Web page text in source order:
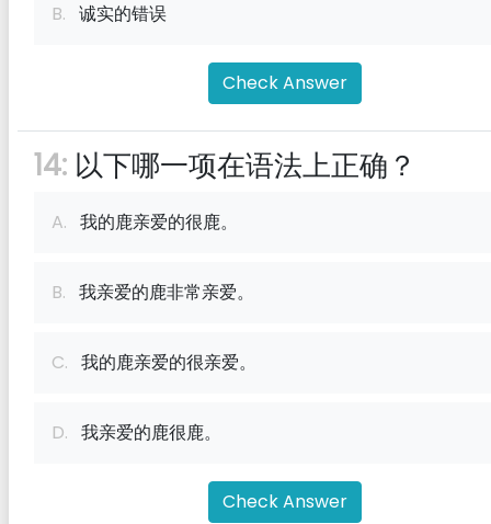
B. 诚实的错误
Check Answer
14: 以下哪一项在语法上正确？
A. 我的鹿亲爱的很鹿。
B. 我亲爱的鹿非常亲爱。
C. 我的鹿亲爱的很亲爱。
D. 我亲爱的鹿很鹿。
Check Answer